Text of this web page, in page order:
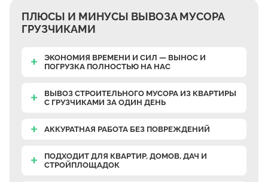
Нижнее Велино
Каменное Тяжино
Зелёная Слобода
Ильинское
ПЛЮСЫ И МИНУСЫ ВЫВОЗА МУСОРА
ГРУЗЧИКАМИ
ЭКОНОМИЯ ВРЕМЕНИ И СИЛ — ВЫНОС И
ПОГРУЗКА ПОЛНОСТЬЮ НА НАС
ВЫВОЗ СТРОИТЕЛЬНОГО МУСОРА ИЗ КВАРТИРЫ
С ГРУЗЧИКАМИ ЗА ОДИН ДЕНЬ
АККУРАТНАЯ РАБОТА БЕЗ ПОВРЕЖДЕНИЙ
ПОДХОДИТ ДЛЯ КВАРТИР, ДОМОВ, ДАЧ И
СТРОЙПЛОЩАДОК